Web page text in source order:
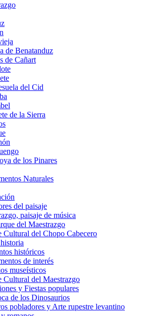
de Benatanduz
de Cañart
del Cid
de la Sierra
de los Pinares
Naturales
del paisaje
paisaje de música
del Maestrazgo
Cultural del Chopo Cabecero
históricos
de interés
museísticos
Cultural del Maestrazgo
y Fiestas populares
de los Dinosaurios
pobladores y Arte rupestre levantino